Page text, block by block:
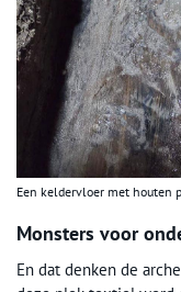
Een keldervloer met houten
Monsters voor
En dat denken de